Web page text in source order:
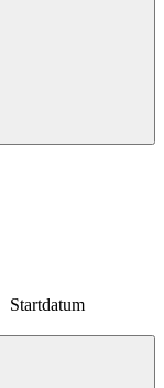
Startdatum